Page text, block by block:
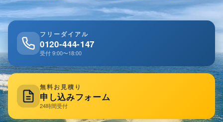
フリーダイアル
0120-444-147
受付 9:00〜18:00
無料お見積り
申し込みフォーム
24時間受付